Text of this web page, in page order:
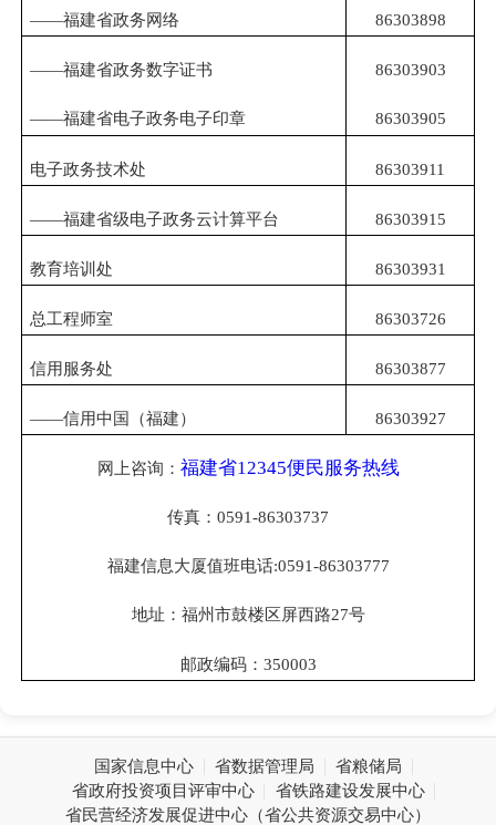
——福建省政务网络 86303898
——福建省政务数字证书
——福建省电子政务电子印章
86303903
86303905
电子政务技术处 86303911
——福建省级电子政务云计算平台 86303915
教育培训处 86303931
总工程师室 86303726
信用服务处 86303877
——信用中国（福建） 86303927
网上咨询： 福建省12345便民服务热线
传真： 0591-86303737
福建信息大厦值班电话:0591-86303777
地址：福州市鼓楼区屏西路27号
邮政编码： 350003
国家信息中心 省数据管理局
省粮储局
省政府投资项目评审中心
省铁路建设发展中心
省民营经济发展促进中心（省公共资源交易中心）